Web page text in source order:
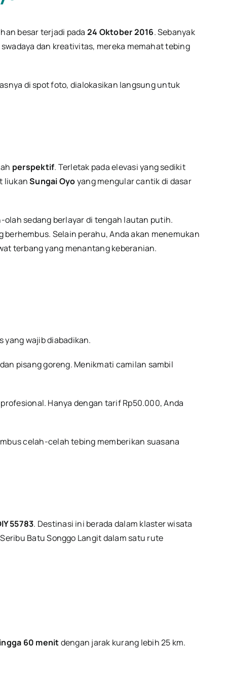
besar terjadi pada 24 Oktober 2016. Sebanyak
dan kreativitas, mereka memahat tebing
di spot foto, dialokasikan langsung untuk
perspektif. Terletak pada elevasi yang sedikit
liukanSungai Oyoyang mengular cantik di dasar
sedang berlayar di tengah lautan putih.
Selain perahu, Anda akan menemukan
terbang yang menantang keberanian.
wajib diabadikan.
pisang goreng. Menikmati camilan sambil
Hanya dengan tarif Rp50.000, Anda
celah-celah tebing memberikan suasana
55783. Destinasi ini berada dalam klaster wisata
Batu Songgo Langit dalam satu rute
60 menitdengan jarak kurang lebih 25 km.